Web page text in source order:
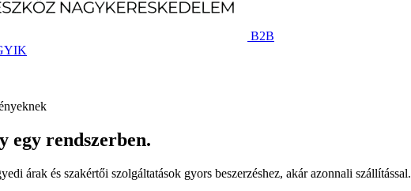
B2B
egy rendszerben.
árak és szakértői szolgáltatások gyors beszerzéshez, akár azonnali szállítással.